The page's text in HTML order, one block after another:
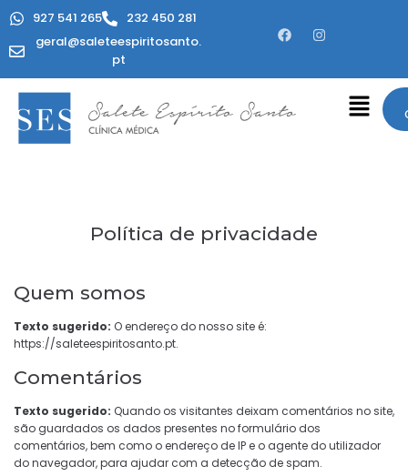
927 541 265
232 450 281
geral@saleteespiritosanto.
pt
Política de privacidade
Quem somos
Texto sugerido: O endereço do nosso site é:
https://saleteespiritosanto.pt.
Comentários
Texto sugerido: Quando os visitantes deixam comentários no site,
são guardados os dados presentes no formulário dos
comentários, bem como o endereço de IP e o agente do utilizador
do navegador, para ajudar com a detecção de spam.